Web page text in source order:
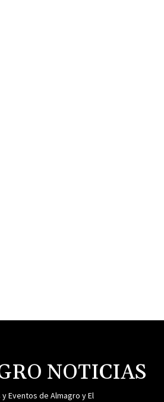
NOTICIAS
Eventos de Almagro y El